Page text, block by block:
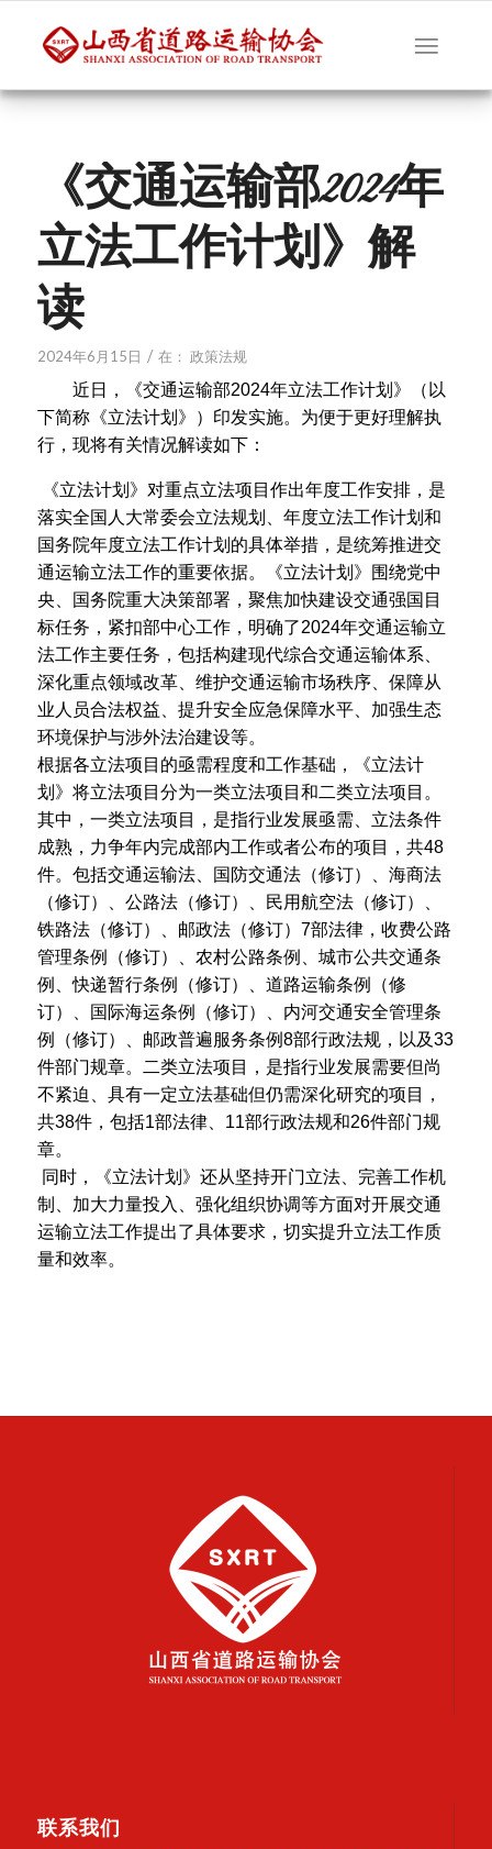
《交通运输部2024年
立法工作计划》解
读
2024年6月15日 / 在： 政策法规
近日，《交通运输部2024年立法工作计划》（以
下简称《立法计划》）印发实施。为便于更好理解执
行，现将有关情况解读如下：
《立法计划》对重点立法项目作出年度工作安排，是
落实全国人大常委会立法规划、年度立法工作计划和
国务院年度立法工作计划的具体举措，是统筹推进交
通运输立法工作的重要依据。《立法计划》围绕党中
央、国务院重大决策部署，聚焦加快建设交通强国目
标任务，紧扣部中心工作，明确了2024年交通运输立
法工作主要任务，包括构建现代综合交通运输体系、
深化重点领域改革、维护交通运输市场秩序、保障从
业人员合法权益、提升安全应急保障水平、加强生态
环境保护与涉外法治建设等。
根据各立法项目的亟需程度和工作基础，《立法计
划》将立法项目分为一类立法项目和二类立法项目。
其中，一类立法项目，是指行业发展亟需、立法条件
成熟，力争年内完成部内工作或者公布的项目，共48
件。包括交通运输法、国防交通法（修订）、海商法
（修订）、公路法（修订）、民用航空法（修订）、
铁路法（修订）、邮政法（修订）7部法律，收费公路
管理条例（修订）、农村公路条例、城市公共交通条
例、快递暂行条例（修订）、道路运输条例（修
订）、国际海运条例（修订）、内河交通安全管理条
例（修订）、邮政普遍服务条例8部行政法规，以及33
件部门规章。二类立法项目，是指行业发展需要但尚
不紧迫、具有一定立法基础但仍需深化研究的项目，
共38件，包括1部法律、11部行政法规和26件部门规
章。
同时，《立法计划》还从坚持开门立法、完善工作机
制、加大力量投入、强化组织协调等方面对开展交通
运输立法工作提出了具体要求，切实提升立法工作质
量和效率。
联系我们